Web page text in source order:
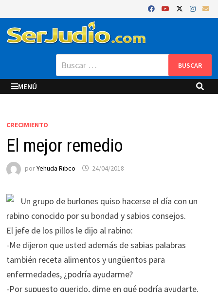
al
contenido
Buscar:
MENÚ
CRECIMIENTO
El mejor remedio
porYehuda Ribco 24/04/2018
Un grupo de burlones quiso hacerse el día con un
rabino conocido por su bondad y sabios consejos.
El jefe de los pillos le dijo al rabino:
-Me dijeron que usted además de sabias palabras
también receta alimentos y ungüentos para
enfermedades, ¿podría ayudarme?
-Por supuesto querido, dime en qué podría ayudarte.